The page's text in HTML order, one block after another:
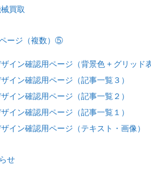
買取
ージ（複数）⑤
ザイン確認用ページ（背景色 + グリッド
イン確認用ページ（記事一覧３）
イン確認用ページ（記事一覧２）
イン確認用ページ（記事一覧１）
イン確認用ページ（テキスト・画像）
せ